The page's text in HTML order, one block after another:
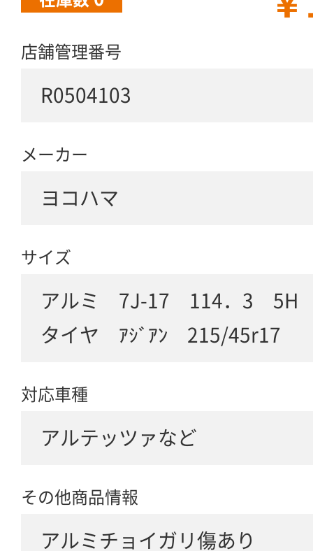
店舗管理番号
R0504103
メーカー
ヨコハマ
サイズ
アルミ 7J-17 114．3 5H
タイヤ ｱｼﾞｱﾝ 215/45r17
対応車種
アルテッツァなど
その他商品情報
アルミチョイガリ傷あり